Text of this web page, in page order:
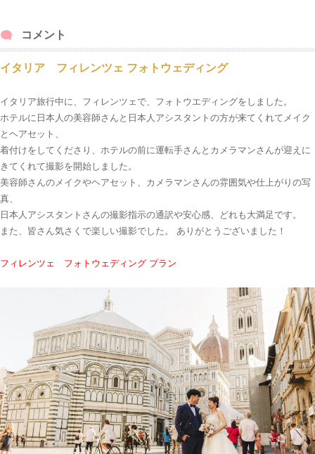
コメント
イタリア フィレンツェ フォトウェディング
イタリア旅行中に、フィレンツェで、フォトウエディングをしました。
ホテルに日本人の美容師さんと日本人アシスタントの方が来てくれてメイク
とヘアセット、
着付けをしてくださり、ホテルの前に運転手さんとカメラマンさんが迎えに
きてくれて撮影を開始しました。
美容師さんのメイクやヘアセット、カメラマンさんの雰囲気や仕上がりの写
真、
日本人アシスタントさんの撮影指示の通訳や安心感、どれも大満足です。
また、皆さん気さくで楽しい撮影でした。 ありがとうございました！
フィレンツェ フォトウェディング プラン